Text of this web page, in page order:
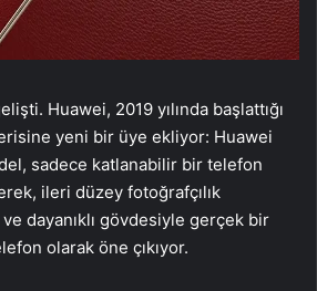
Huawei, 2019 yılında başlattığı
yeni bir üye ekliyor: Huawei
sadece katlanabilir bir telefon
ileri düzey fotoğrafçılık
dayanıklı gövdesiyle gerçek bir
olarak öne çıkıyor.